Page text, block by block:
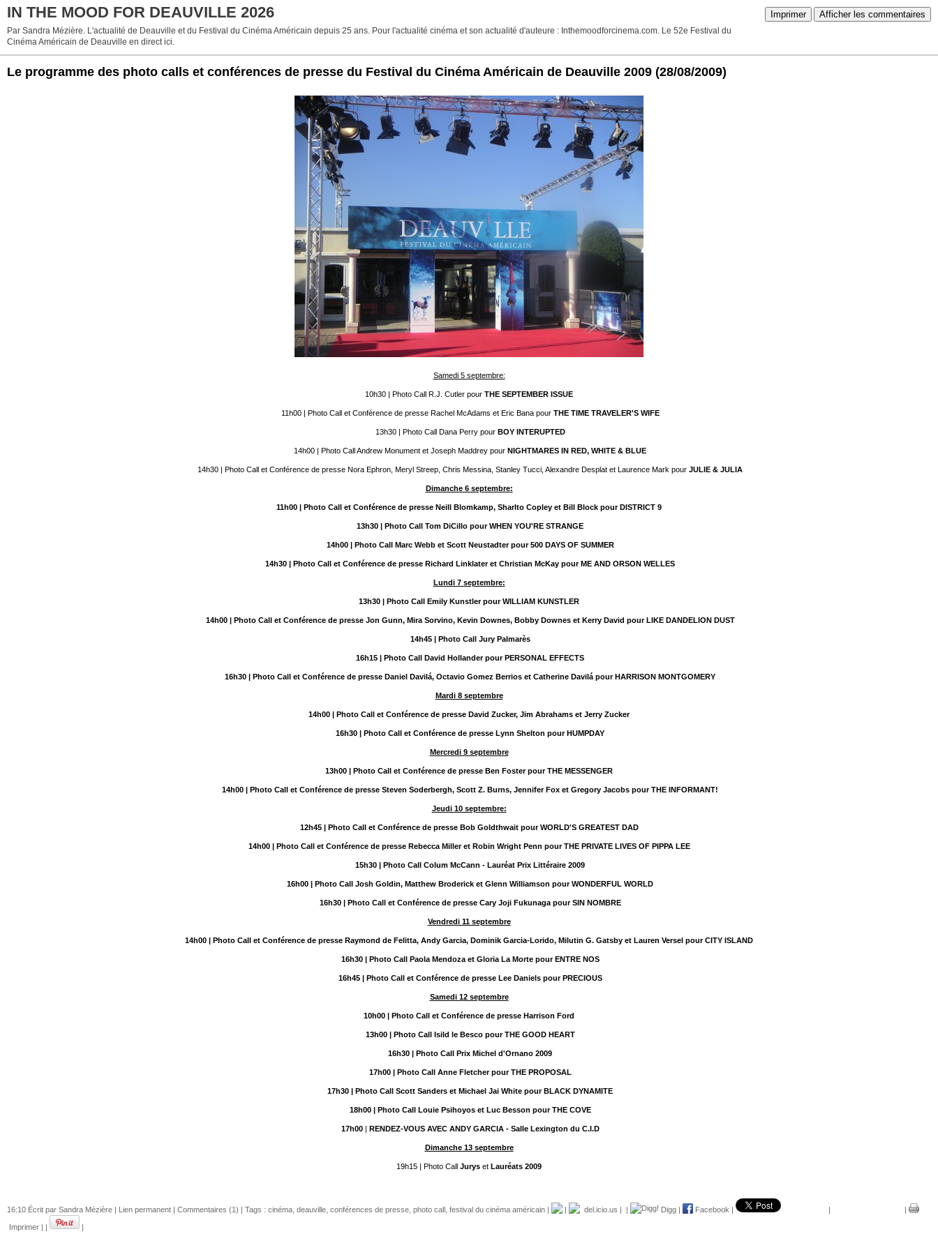
Imprimer Afficher les commentaires
IN THE MOOD FOR DEAUVILLE 2026
Par Sandra Mézière. L'actualité de Deauville et du Festival du Cinéma Américain depuis 25 ans. Pour l'actualité cinéma et son actualité d'auteure : Inthemoodforcinema.com. Le 52e Festival du
Cinéma Américain de Deauville en direct ici.
Le programme des photo calls et conférences de presse du Festival du Cinéma Américain de Deauville 2009 (28/08/2009)
Samedi 5 septembre:
10h30 | Photo Call R.J. Cutler pour THE SEPTEMBER ISSUE
11h00 | Photo Call et Conférence de presse Rachel McAdams et Eric Bana pour THE TIME TRAVELER'S WIFE
13h30 | Photo Call Dana Perry pour BOY INTERUPTED
14h00 | Photo Call Andrew Monument et Joseph Maddrey pour NIGHTMARES IN RED, WHITE & BLUE
14h30 | Photo Call et Conférence de presse Nora Ephron, Meryl Streep, Chris Messina, Stanley Tucci, Alexandre Desplat et Laurence Mark pour JULIE & JULIA
Dimanche 6 septembre:
11h00 | Photo Call et Conférence de presse Neill Blomkamp, Sharlto Copley et Bill Block pour DISTRICT 9
13h30 | Photo Call Tom DiCillo pour WHEN YOU'RE STRANGE
14h00 | Photo Call Marc Webb et Scott Neustadter pour 500 DAYS OF SUMMER
14h30 | Photo Call et Conférence de presse Richard Linklater et Christian McKay pour ME AND ORSON WELLES
Lundi 7 septembre:
13h30 | Photo Call Emily Kunstler pour WILLIAM KUNSTLER
14h00 | Photo Call et Conférence de presse Jon Gunn, Mira Sorvino, Kevin Downes, Bobby Downes et Kerry David pour LIKE DANDELION DUST
14h45 | Photo Call Jury Palmarès
16h15 | Photo Call David Hollander pour PERSONAL EFFECTS
16h30 | Photo Call et Conférence de presse Daniel Davilá, Octavio Gomez Berrios et Catherine Davilá pour HARRISON MONTGOMERY
Mardi 8 septembre
14h00 | Photo Call et Conférence de presse David Zucker, Jim Abrahams et Jerry Zucker
16h30 | Photo Call et Conférence de presse Lynn Shelton pour HUMPDAY
Mercredi 9 septembre
13h00 | Photo Call et Conférence de presse Ben Foster pour THE MESSENGER
14h00 | Photo Call et Conférence de presse Steven Soderbergh, Scott Z. Burns, Jennifer Fox et Gregory Jacobs pour THE INFORMANT!
Jeudi 10 septembre:
12h45 | Photo Call et Conférence de presse Bob Goldthwait pour WORLD'S GREATEST DAD
14h00 | Photo Call et Conférence de presse Rebecca Miller et Robin Wright Penn pour THE PRIVATE LIVES OF PIPPA LEE
15h30 | Photo Call Colum McCann - Lauréat Prix Littéraire 2009
16h00 | Photo Call Josh Goldin, Matthew Broderick et Glenn Williamson pour WONDERFUL WORLD
16h30 | Photo Call et Conférence de presse Cary Joji Fukunaga pour SIN NOMBRE
Vendredi 11 septembre
14h00 | Photo Call et Conférence de presse Raymond de Felitta, Andy Garcia, Dominik Garcia-Lorido, Milutin G. Gatsby et Lauren Versel pour CITY ISLAND
16h30 | Photo Call Paola Mendoza et Gloria La Morte pour ENTRE NOS
16h45 | Photo Call et Conférence de presse Lee Daniels pour PRECIOUS
Samedi 12 septembre
10h00 | Photo Call et Conférence de presse Harrison Ford
13h00 | Photo Call Isild le Besco pour THE GOOD HEART
16h30 | Photo Call Prix Michel d'Ornano 2009
17h00 | Photo Call Anne Fletcher pour THE PROPOSAL
17h30 | Photo Call Scott Sanders et Michael Jai White pour BLACK DYNAMITE
18h00 | Photo Call Louie Psihoyos et Luc Besson pour THE COVE
17h00| RENDEZ-VOUS AVEC ANDY GARCIA - Salle Lexington du C.I.D
Dimanche 13 septembre
19h15 | Photo Call Jurys et Lauréats 2009
16:10 Écrit par Sandra Mézière | Lien permanent Commentaires (1) | Tags : cinéma deauville conférences de presse photo call festival du cinéma américain del.icio.us Digg Facebook
Imprimer